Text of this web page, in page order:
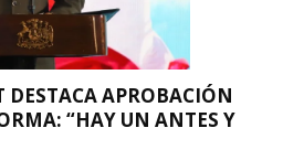
DESTACA APROBACIÓN
“HAY UN ANTES Y